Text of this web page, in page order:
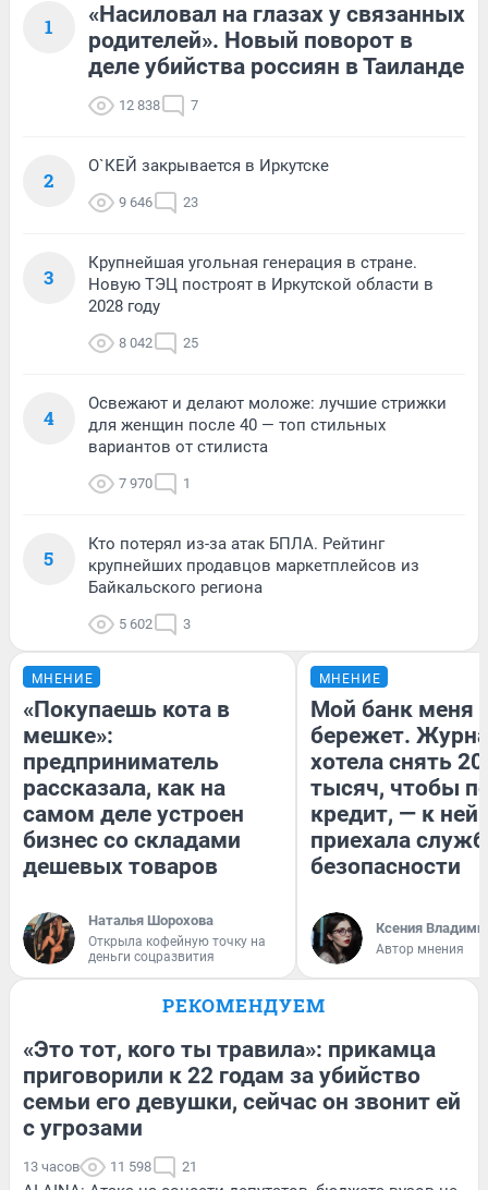
1
«Насиловал на глазах у связанных
родителей». Новый поворот в
деле убийства россиян в Таиланде
12 838 7
2
О`КЕЙ закрывается в Иркутске
9 646 23
3
Крупнейшая угольная генерация в стране.
Новую ТЭЦ построят в Иркутской области в
2028 году
8 042 25
4
Освежают и делают моложе: лучшие стрижки
для женщин после 40 — топ стильных
вариантов от стилиста
7 970 1
5
Кто потерял из-за атак БПЛА. Рейтинг
крупнейших продавцов маркетплейсов из
Байкальского региона
5 602 3
МНЕНИЕ
«Покупаешь кота в
мешке»:
предприниматель
рассказала, как на
самом деле устроен
бизнес со складами
дешевых товаров
Наталья Шорохова
Открыла кофейную точку на
деньги соцразвития
МНЕНИЕ
Мой банк меня
бережет.
хотела снять
тысяч, чтобы
кредит, — к
приехала
безопасности
Ксения
Автор мнения
РЕКОМЕНДУЕМ
«Это тот, кого ты травила»: прикамца
приговорили к 22 годам за убийство
семьи его девушки, сейчас он звонит ей
с угрозами
13 часов 11 598 21